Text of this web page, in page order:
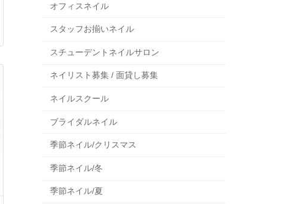
オフィスネイル
スタッフお揃いネイル
スチューデントネイルサロン
ネイリスト募集 / 面貸し募集
ネイルスクール
ブライダルネイル
季節ネイル/クリスマス
季節ネイル/冬
季節ネイル/夏